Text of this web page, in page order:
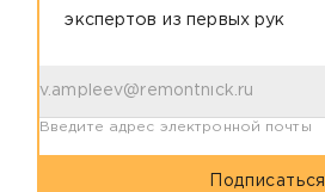
экспертов из первых рук
Введите адрес электронной почты
Подписаться